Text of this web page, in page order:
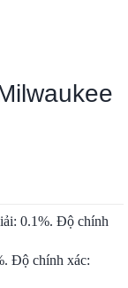
0.1%. Độ chính
Độ chính xác: